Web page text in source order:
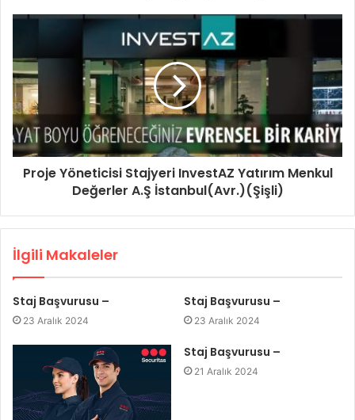
Proje Yöneticisi Stajyeri InvestAZ Yatırım Menkul
Değerler A.Ş İstanbul(Avr.)(Şişli)
İlgili Makaleler
Staj Başvurusu –
23 Aralık 2024
Staj Başvurusu –
23 Aralık 2024
Staj Başvurusu –
21 Aralık 2024